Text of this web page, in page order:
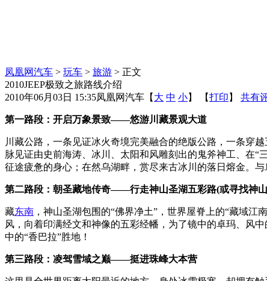
凤凰网汽车 > 玩车 > 旅游 > 正文
2010JEEP极致之旅路线介绍
2010年06月03日 15:35凤凰网汽车 【 大 中 小】 【打印 】 共有
第一路段： 开启万象景致——悠游川藏景观大道
川藏公路，一条见证冰火奇境完美融合的绝版公路，一条穿
脉见证由史前海涛、冰川、太阳和风雕刻出的鬼斧神工、在
征途疲惫的身心；在然乌湖畔，赏尽来古冰川的落日熔金。
第二路段： 朝圣藏地传奇——行走神山圣湖五彩路(或寻找神
藏东南 ，神山圣湖包围的“佛界净土”，世界屋脊上的“藏域
风，向着印满经文和神像的五彩经幡，为了镜中的卓玛、风
中的“香巴拉”胜地！
第三路段： 凌驾雪域之巅——挺进珠峰大本营